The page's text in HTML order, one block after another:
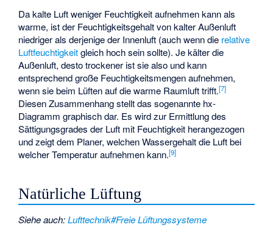
Da kalte Luft weniger Feuchtigkeit aufnehmen kann als
warme, ist der Feuchtigkeitsgehaltvon kalter Außenluft
niedriger als derjenige der Innenluft (auch wenn die relative
Luftfeuchtigkeitgleich hoch sein sollte). Je kälter die
Außenluft, desto trockener ist sie also und kann
entsprechend große Feuchtigkeitsmengen aufnehmen,
wenn sie beim Lüften auf die warme Raumluft trifft.[7]
Diesen Zusammenhang stellt das sogenannte hx-
Diagramm graphisch dar. Es wird zur Ermittlung des
Sättigungsgrades der Luft mit Feuchtigkeit herangezogen
und zeigt dem Planer, welchen Wassergehalt die Luft bei
welcher Temperatur aufnehmen kann.[9]
Natürliche Lüftung
Siehe auch:Lufttechnik#Freie Lüftungssysteme